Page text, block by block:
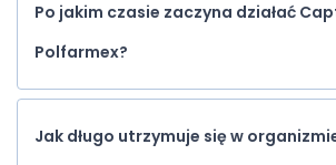
Po jakim czasie zaczyna działać
Polfarmex?
Jak długo utrzymuje się w